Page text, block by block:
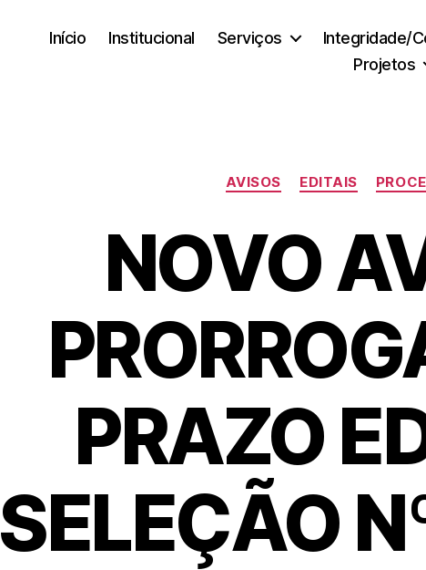
Início Institucional Serviços Integridade/
Projetos
AVISOS EDITAIS
NOVO
PRAZO
SELEÇÃO